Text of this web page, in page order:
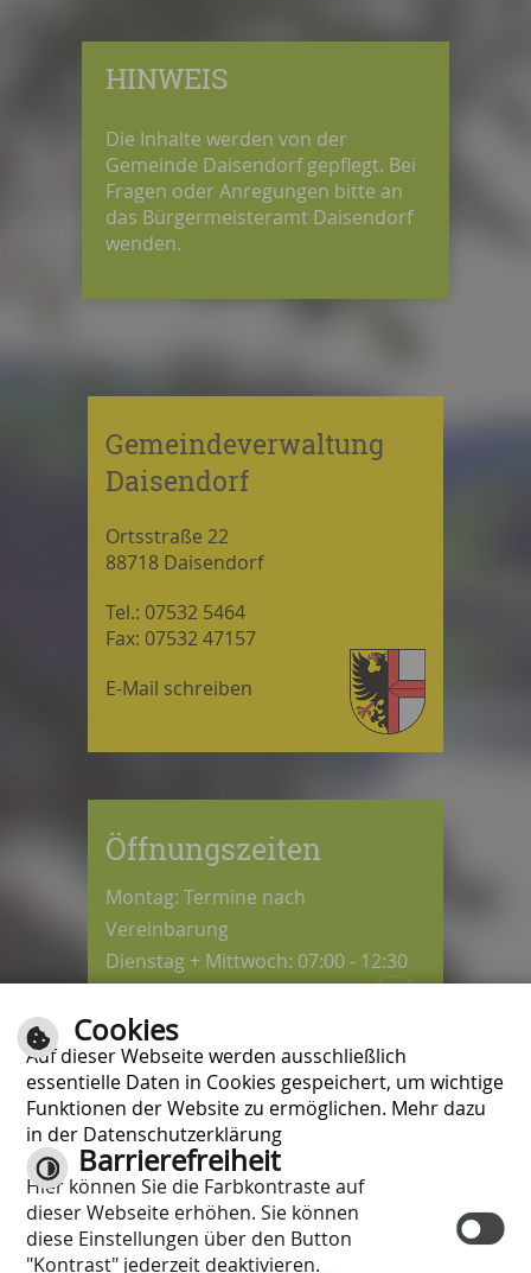
HINWEIS
Die Inhalte werden von der
Gemeinde Daisendorf gepflegt. Bei
Fragen oder Anregungen bitte an
das Bürgermeisteramt Daisendorf
wenden.
Gemeindeverwaltung
Daisendorf
Ortsstraße 22
88718 Daisendorf
Tel.: 07532 5464
Fax: 07532 47157
E-Mail schreiben
Öffnungszeiten
Montag: Termine nach
Vereinbarung
Dienstag + Mittwoch: 07:00 - 12:30
Donnerstag: 08:30 - 12:30 / 14:00 -
18:00 Uhr
Freitag: 07:00 - 12:00 Uhr
Kontrast
Inhalt|Impressum |Hilfe|
Datenschutzschutzerklärung|
Barrierefreiheit
Cookies
Auf dieser Webseite werden ausschließlich
essentielle Daten in Cookies gespeichert, um wichtige
Funktionen der Website zu ermöglichen. Mehr dazu
in der Datenschutzerklärung
Barrierefreiheit
Hier können Sie die Farbkontraste auf
dieser Webseite erhöhen. Sie können
diese Einstellungen über den Button
"Kontrast" jederzeit deaktivieren.